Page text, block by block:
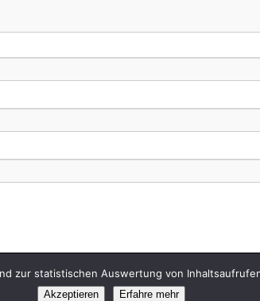
zur statistischen Auswertung von
Akzeptieren Erfahre mehr